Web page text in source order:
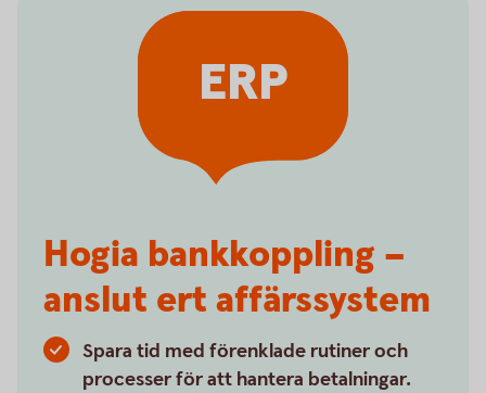
Hogia bankkoppling –
anslut ert affärssystem
Spara tid med förenklade rutiner och
processer för att hantera betalningar.
ERP